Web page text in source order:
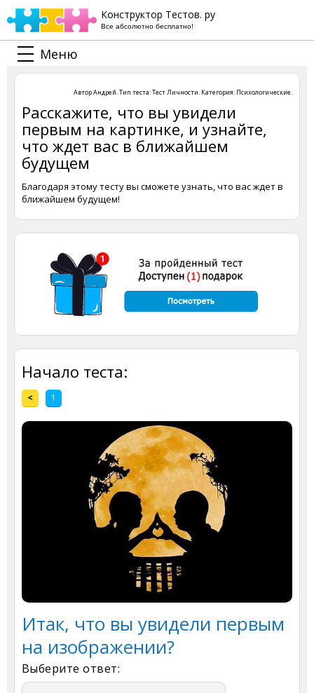
Конструктор Тестов. ру
Все абсолютно бесплатно!
Меню
АвторАндрей. Тип теста:Тест Личности. Категория: Психологические.
Расскажите, что вы увидели
первым на картинке, и узнайте,
что ждет вас в ближайшем
будущем
Благодаря этому тесту вы сможете узнать, что вас ждет в
ближайшем будущем!
Начало теста:
< 1
Итак, что вы увидели первым
на изображении?
Выберите ответ: